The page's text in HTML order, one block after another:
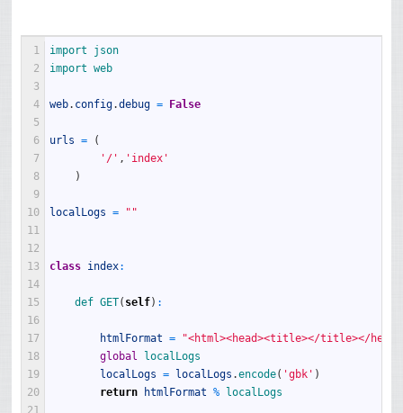
1
2
3
4
5
6
7
8
9
10
11
12
13
14
15
16
17
18
19
20
21
import json
import web
web. config.debug = False
urls =
(
'/' , 'index'
)
localLogs = ""
class index:
def GET( self) :
htmlFormat =
"<html><head><title></title></
global
localLogs
localLogs
= localLogs .encode( 'gbk' )
return
htmlFormat % localLogs